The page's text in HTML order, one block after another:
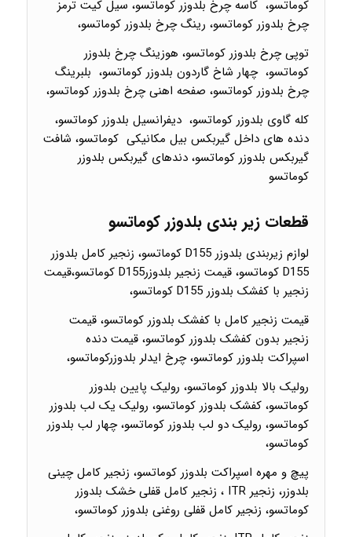
کوماتسو، کاسه چرخ بلدوزر کوماتسو، سیل کیت ترمز
چرخ بلدوزر کوماتسو، رینگ چرخ بلدوزر کوماتسو،
توپی چرخ بلدوزر کوماتسو، هوزینگ چرخ بلدوزر
کوماتسو، چهار شاخ گاردون بلدوزر کوماتسو، بلبرینگ
چرخ بلدوزر کوماتسو، صفحه اهنی چرخ بلدوزر کوماتسو،
کله گاوی بلدوزر کوماتسو، دیفرانسیل بلدوزر کوماتسو،
دنده های داخل گیربکس بیل مکانیکی کوماتسو، شافت
گیربکس بلدوزر کوماتسو، دندهای گیربکس بلدوزر
کوماتسو
قطعات زیر بندی بلدوزر کوماتسو
لوازم زیربندی بلدوزر D155 کوماتسو، زنجیر کامل بلدوزر
D155 کوماتسو، قیمت زنجیر بلدوزرD155 کوماتسو،قیمت
زنجیر با کفشک بلدوزر D155 کوماتسو،
قیمت زنجیر کامل با کفشک بلدوزر کوماتسو، قیمت
زنجیر بدون کفشک بلدوزر کوماتسو، قیمت دنده
اسپراکت بلدوزر کوماتسو، چرخ ایدلر بلدوزرکوماتسو،
رولیک بالا بلدوزر کوماتسو، رولیک پایین بلدوزر
کوماتسو، کفشک بلدوزر کوماتسو، رولیک یک لب بلدوزر
کوماتسو، رولیک دو لب بلدوزر کوماتسو، چهار لب بلدوزر
کوماتسو،
پیچ و مهره اسپراکت بلدوزر کوماتسو، زنجیر کامل چینی
بلدوزر، زنجیر ITR ، زنجیر کامل قفلی خشک بلدوزر
کوماتسو، زنجیر کامل قفلی روغنی بلدوزر کوماتسو،